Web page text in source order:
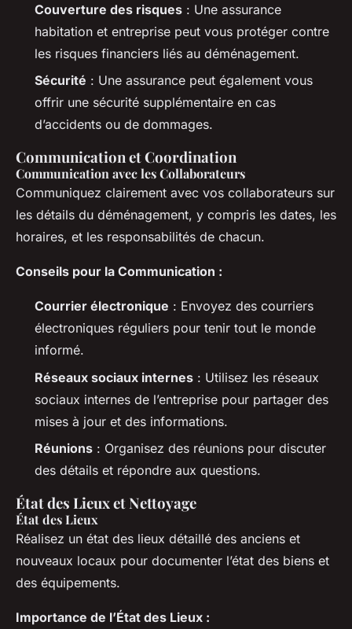
Couverture des risques : Une assurance
habitation et entreprise peut vous protéger contre
les risques financiers liés au déménagement.
Sécurité : Une assurance peut également vous
offrir une sécurité supplémentaire en cas
d’accidents ou de dommages.
Communication et Coordination
Communication avec les Collaborateurs
Communiquez clairement avec vos collaborateurs sur
les détails du déménagement, y compris les dates, les
horaires, et les responsabilités de chacun.
Conseils pour la Communication :
Courrier électronique : Envoyez des courriers
électroniques réguliers pour tenir tout le monde
informé.
Réseaux sociaux internes : Utilisez les réseaux
sociaux internes de l’entreprise pour partager des
mises à jour et des informations.
Réunions : Organisez des réunions pour discuter
des détails et répondre aux questions.
État des Lieux et Nettoyage
État des Lieux
Réalisez un état des lieux détaillé des anciens et
nouveaux locaux pour documenter l’état des biens et
des équipements.
Importance de l’État des Lieux :